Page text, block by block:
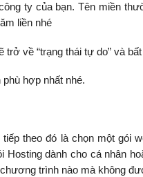
ty của bạn. Tên miền
liền nhé
về “trạng thái tự do” và
hợp nhất nhé.
theo đó là chọn một gói
Hosting dành cho cá nhân
trình nào mà không